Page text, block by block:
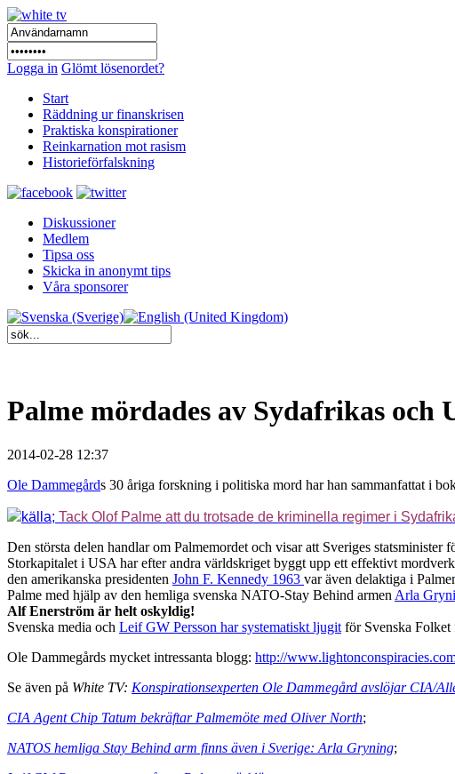
Logga in Glömt lösenordet?
Start
Räddning ur finanskrisen
Praktiska konspirationer
Reinkarnation mot rasism
Historieförfalskning
Diskussioner
Medlem
Tipsa oss
Skicka in anonymt tips
Våra sponsorer
Palme mördades av Sydafrikas
2014-02-28 12:37
Ole Dammegårds 30 åriga forskning i politiska mord har han sammanfattat i
källa; Tack Olof Palme att du trotsade de kriminella regimer i
Den största delen handlar om Palmemordet och visar att Sveriges
Storkapitalet i USA har efter andra världskriget byggt upp ett effektivt
den amerikanska presidenten John F. Kennedy 1963 var även delaktiga i
Palme med hjälp av den hemliga svenska NATO-Stay Behind armen Arla
Alf Enerström är helt oskyldig!
Svenska media och Leif GW Persson har systematiskt ljugit för Svenska Folket
Ole Dammegårds mycket intressanta blogg: http://
Se även på White TV: Konspirationsexperten Ole Dammegård avslöjar CIA/
CIA Agent Chip Tatum bekräftar Palmemöte med Oliver North;
NATOS hemliga Stay Behind arm finns även i Sverige: Arla Gryning;